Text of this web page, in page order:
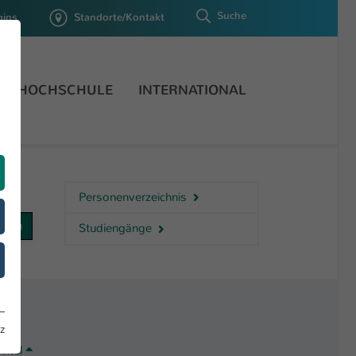
Standorte/Kontakt Suche
HOCHSCHULE INTERNATIONAL
Personenverzeichnis
Studiengänge
Titel